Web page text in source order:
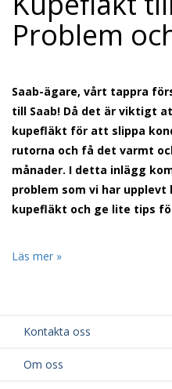
Problem
Saab-ägare, vårt tappra
till Saab! Då det är viktigt
kupefläkt för att slippa
rutorna och få det varmt
månader. I detta inlägg
problem som vi har upplevt
kupefläkt och ge lite tips
Läs mer »
Kontakta oss
Om oss